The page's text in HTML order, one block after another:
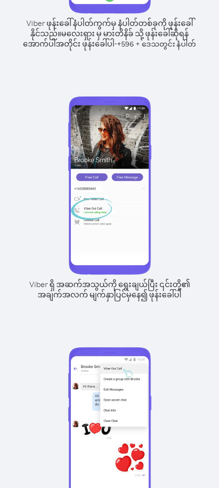
Viber ဖုန်းခေါ်နံပါတ်ကွက်မှ နံပါတ်တစ်ခုကို ဖုန်းခေါ်
နိုင်သည်။မလေးရှား မှ မားတိနိခ် သို့ ဖုန်းခေါ်ဆိုရန်
အောက်ပါအတိုင်း ဖုန်းခေါ်ပါ-+596 +ဒေသတွင်း နံပါတ်
Viber ရှိ အဆက်အသွယ်ကို ရွေးချယ်ပြီး ၎င်းတို့၏
အချက်အလက် မျက်နှာပြင်မှနေ၍ ဖုန်းခေါ်ပါ